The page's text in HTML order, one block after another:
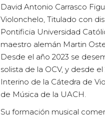
David Antonio Carrasco
Violonchelo, Titulado con
Pontificia Universidad
maestro alemán Martin
Desde el año 2023 se
solista de la OCV, y desde
Interino de la Cátedra de
de Música de la UACH.
Su formación musical